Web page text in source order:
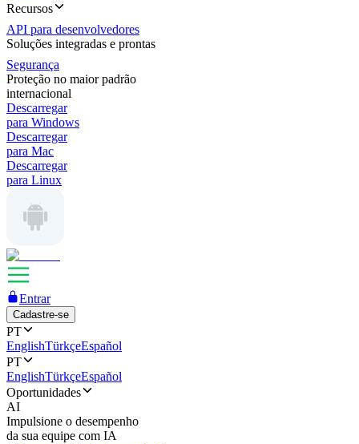
Recursos
API para desenvolvedores
Soluções integradas e prontas
Segurança
Proteção no maior padrão
internacional
Descarregar
para Windows
Descarregar
para Mac
Descarregar
para Linux
Entrar
Cadastre-se
PT
EnglishTürkçeEspañol
PT
EnglishTürkçeEspañol
Oportunidades
AI
Impulsione o desempenho
da sua equipe com IA